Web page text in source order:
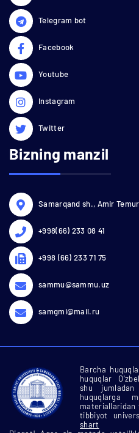
Telegram bot
Facebook
Youtube
Instagram
Twitter
Bizning manzil
Samarqand sh., Amir
+998(66) 233 08 41
+998 (66) 233 71 75
sammu@sammu.uz
samgmi@mail.ru
Barcha
huquqlar
shu
huquqlarga
materiallaridan
tibbiyot
shart